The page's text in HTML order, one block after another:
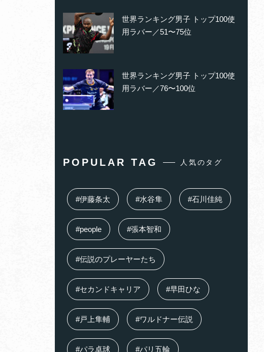
世界ランキング男子 トップ100使
用ラバー／51〜75位
世界ランキング男子 トップ100使
用ラバー／76〜100位
POPULAR TAG 人気のタグ
#伊藤条太 #水谷隼 #石川佳純
#people #張本智和
#伝説のプレーヤーたち
#セカンドキャリア #早田ひな
#戸上隼輔 #ワルドナー伝説
#パラ卓球 #パリ五輪